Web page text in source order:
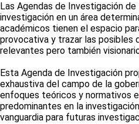
Las Agendas de Investigación
investigación en un área
académicos tienen el espacio
provocativa y trazar las posibles
relevantes pero también
Esta Agenda de Investigación
exhaustiva del campo de la
enfoques teóricos y normativos
predominantes en la
vanguardia para futuras